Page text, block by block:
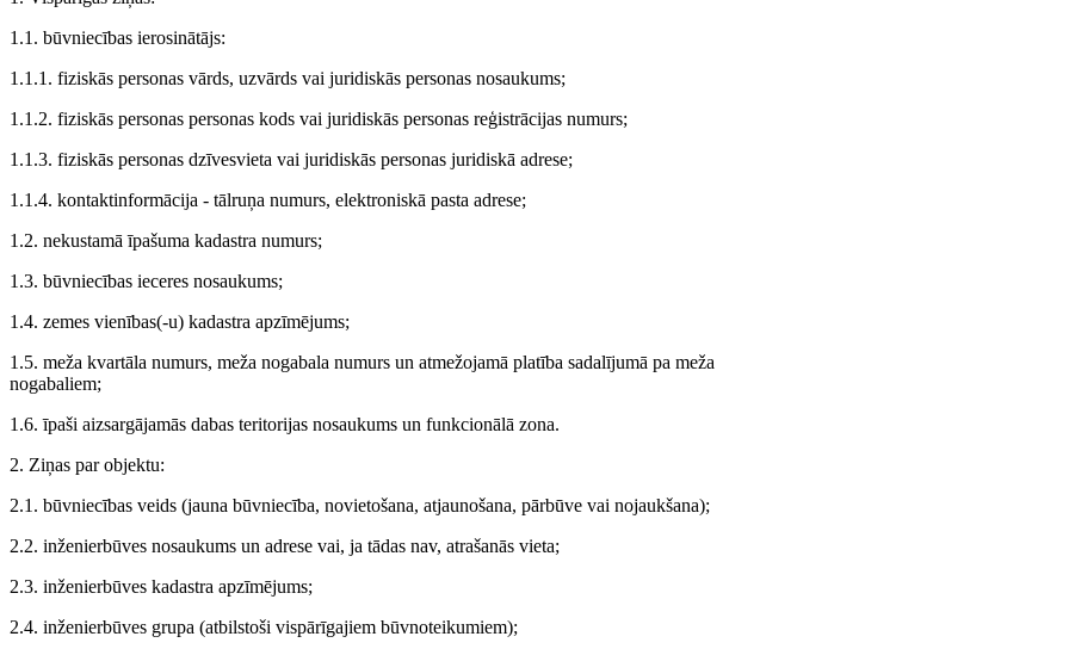
1.1. būvniecības ierosinātājs:
1.1.1. fiziskās personas vārds, uzvārds vai juridiskās personas nosaukums;
1.1.2. fiziskās personas personas kods vai juridiskās personas reģistrācijas numurs;
1.1.3. fiziskās personas dzīvesvieta vai juridiskās personas juridiskā adrese;
1.1.4. kontaktinformācija - tālruņa numurs, elektroniskā pasta adrese;
1.2. nekustamā īpašuma kadastra numurs;
1.3. būvniecības ieceres nosaukums;
1.4. zemes vienības(-u) kadastra apzīmējums;
1.5. meža kvartāla numurs, meža nogabala numurs un atmežojamā platība sadalījumā pa meža
nogabaliem;
1.6. īpaši aizsargājamās dabas teritorijas nosaukums un funkcionālā zona.
2. Ziņas par objektu:
2.1. būvniecības veids (jauna būvniecība, novietošana, atjaunošana, pārbūve vai nojaukšana);
2.2. inženierbūves nosaukums un adrese vai, ja tādas nav, atrašanās vieta;
2.3. inženierbūves kadastra apzīmējums;
2.4. inženierbūves grupa (atbilstoši vispārīgajiem būvnoteikumiem);